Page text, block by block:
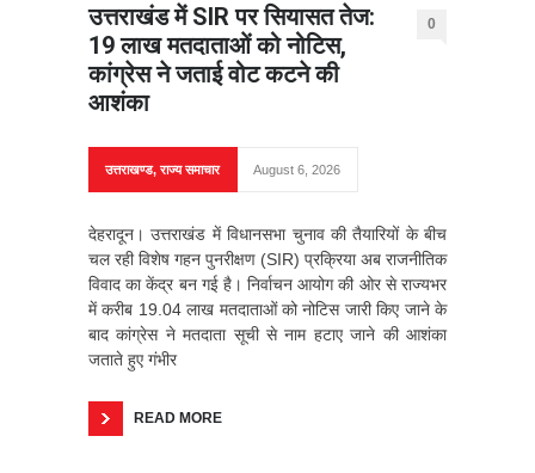
उत्तराखंड में SIR पर सियासत तेज:
19 लाख मतदाताओं को नोटिस,
कांग्रेस ने जताई वोट कटने की
आशंका
0
उत्तराखण्ड,राज्य समाचार August 6, 2026
देहरादून। उत्तराखंड में विधानसभा चुनाव की तैयारियों के बीच
चल रही विशेष गहन पुनरीक्षण (SIR) प्रक्रिया अब राजनीतिक
विवाद का केंद्र बन गई है। निर्वाचन आयोग की ओर से राज्यभर
में करीब 19.04 लाख मतदाताओं को नोटिस जारी किए जाने के
बाद कांग्रेस ने मतदाता सूची से नाम हटाए जाने की आशंका
जताते हुए गंभीर
READ MORE